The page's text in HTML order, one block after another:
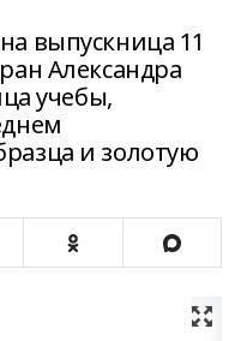
выпускница 11
Александра
учебы,
и золотую